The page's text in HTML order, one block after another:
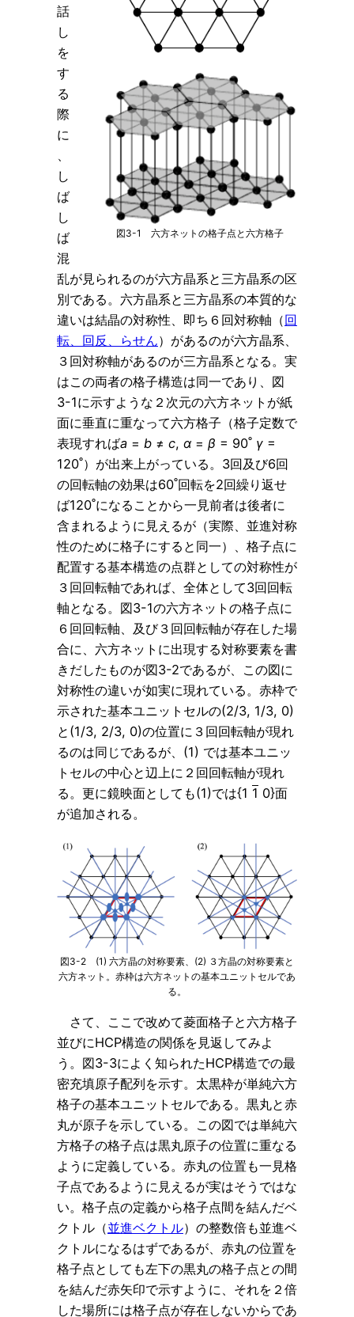
図3-1 六方ネットの格子点と六方格子
話
し
を
す
る
際
に
、
し
ば
し
ば
混
乱が見られるのが六方晶系と三方晶系の区
別である。六方晶系と三方晶系の本質的な
違いは結晶の対称性、即ち６回対称軸（回
転、回反、らせん）があるのが六方晶系、
３回対称軸があるのが三方晶系となる。実
はこの両者の格子構造は同一であり、図
3-1に示すような２次元の六方ネットが紙
面に垂直に重なって六方格子（格子定数で
表現すればa = b ≠ c, α = β = 90˚ γ =
120˚）が出来上がっている。3回及び6回
の回転軸の効果は60˚回転を2回繰り返せ
ば120˚になることから一見前者は後者に
含まれるように見えるが（実際、並進対称
性のために格子にすると同一）、格子点に
配置する基本構造の点群としての対称性が
３回回転軸であれば、全体として3回回転
軸となる。図3-1の六方ネットの格子点に
６回回転軸、及び３回回転軸が存在した場
合に、六方ネットに出現する対称要素を書
きだしたものが図3-2であるが、この図に
対称性の違いが如実に現れている。赤枠で
示された基本ユニットセルの(2/3, 1/3, 0)
と(1/3, 2/3, 0)の位置に３回回転軸が現れ
るのは同じであるが、(1) では基本ユニッ
トセルの中心と辺上に２回回転軸が現れ
る。更に鏡映面としても(1)では{1 1 0}面
が追加される。
図3-2 (1) 六方晶の対称要素、(2) ３方晶の対称要素と
六方ネット。赤枠は六方ネットの基本ユニットセルであ
る。
さて、ここで改めて菱面格子と六方格子
並びにHCP構造の関係を見返してみよ
う。図3-3によく知られたHCP構造での最
密充填原子配列を示す。太黒枠が単純六方
格子の基本ユニットセルである。黒丸と赤
丸が原子を示している。この図では単純六
方格子の格子点は黒丸原子の位置に重なる
ように定義している。赤丸の位置も一見格
子点であるように見えるが実はそうではな
い。格子点の定義から格子点間を結んだベ
クトル（並進ベクトル）の整数倍も並進ベ
クトルになるはずであるが、赤丸の位置を
格子点としても左下の黒丸の格子点との間
を結んだ赤矢印で示すように、それを２倍
した場所には格子点が存在しないからであ